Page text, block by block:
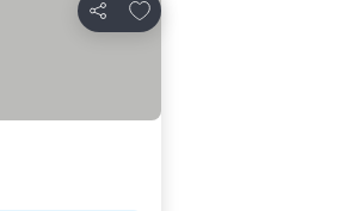
Compartir
Agregar a favoritos